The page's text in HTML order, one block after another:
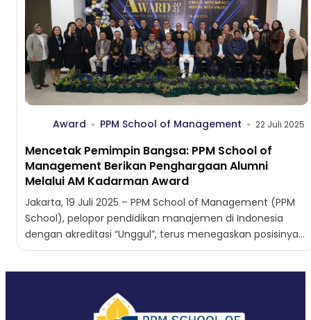
Award PPM School of Management 22 Juli 2025
Mencetak Pemimpin Bangsa: PPM School of
Management Berikan Penghargaan Alumni
Melalui AM Kadarman Award
Jakarta, 19 Juli 2025 – PPM School of Management (PPM
School), pelopor pendidikan manajemen di Indonesia
dengan akreditasi “Unggul”, terus menegaskan posisinya
sebagai institusi yang...